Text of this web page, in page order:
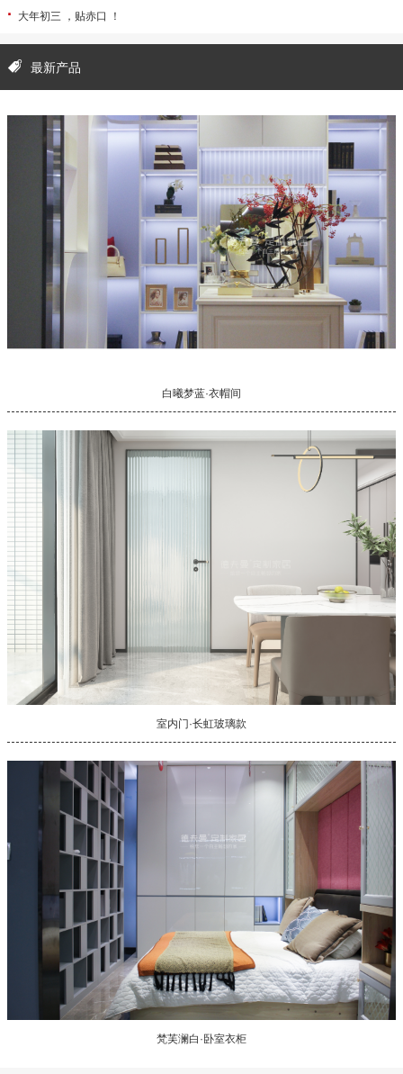
· 大年初三 ，贴赤口 ！
最新产品
白曦梦蓝·衣帽间
室内门·长虹玻璃款
梵芙澜白·卧室衣柜